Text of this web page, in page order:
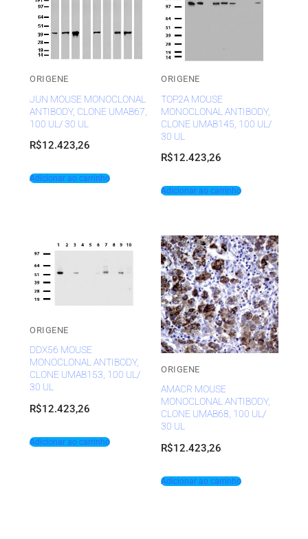
ORIGENE
JUN MOUSE MONOCLONAL
ANTIBODY, CLONE UMAB67,
100 UL/ 30 UL
R$12.423,26
Adicionar ao carrinho
ORIGENE
TOP2A MOUSE
MONOCLONAL ANTIBODY,
CLONE UMAB145, 100 UL/
30 UL
R$12.423,26
Adicionar ao carrinho
ORIGENE
DDX56 MOUSE
MONOCLONAL ANTIBODY,
CLONE UMAB153, 100 UL/
30 UL
R$12.423,26
Adicionar ao carrinho
ORIGENE
AMACR MOUSE
MONOCLONAL ANTIBODY,
CLONE UMAB68, 100 UL/
30 UL
R$12.423,26
Adicionar ao carrinho